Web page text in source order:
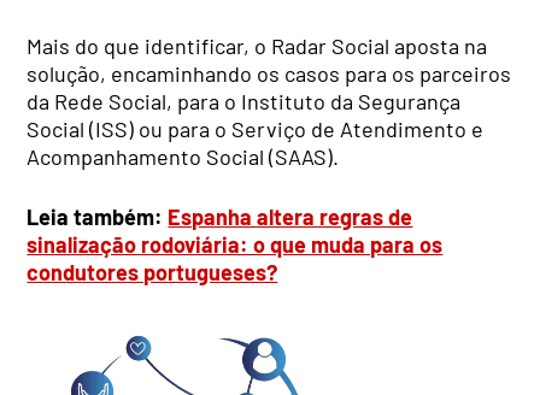
Mais do que identificar, o Radar Social aposta na
solução, encaminhando os casos para os parceiros
da Rede Social, para o Instituto da Segurança
Social (ISS) ou para o Serviço de Atendimento e
Acompanhamento Social (SAAS).
Leia também: Espanha altera regras de
sinalização rodoviária: o que muda para os
condutores portugueses?